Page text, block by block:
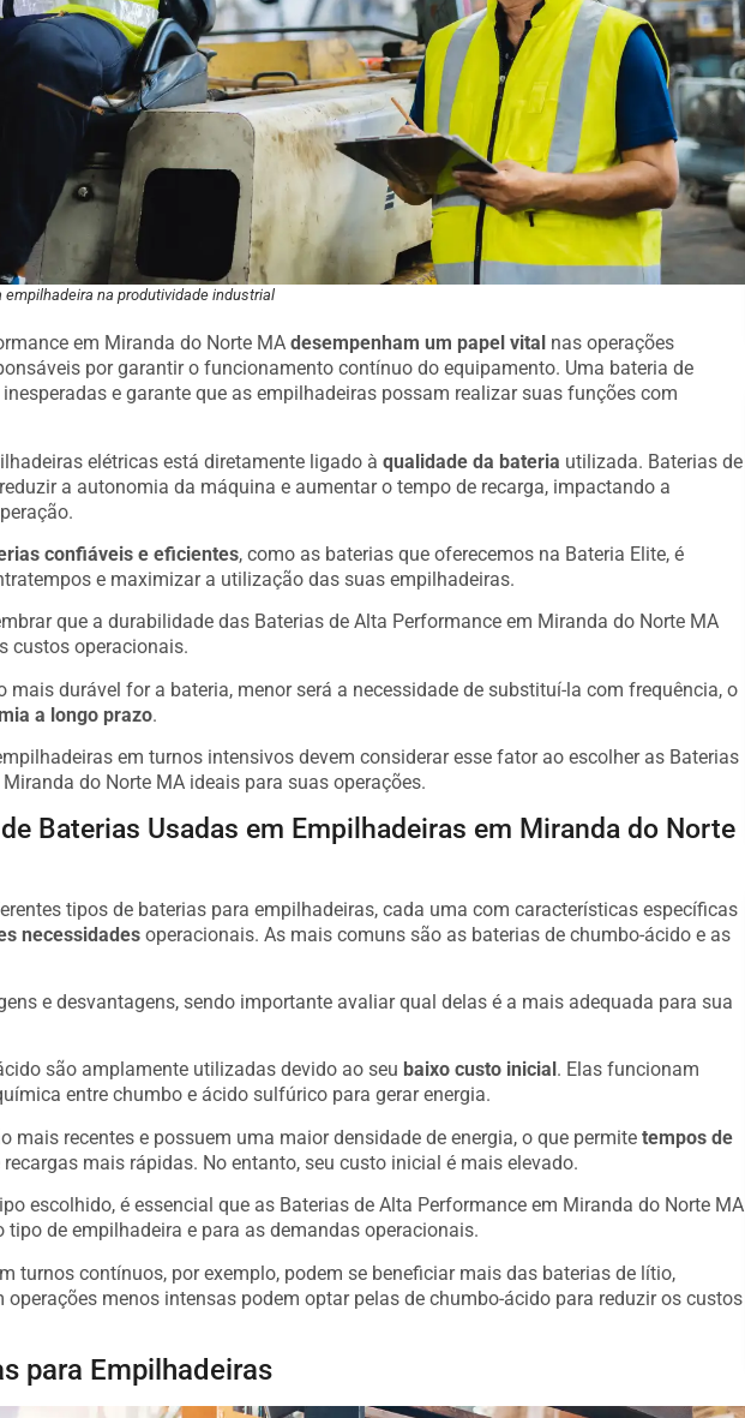
empilhadeira na produtividade industrial
em Miranda do Norte MA desempenham um papel vital nas operações
por garantir o funcionamento contínuo do equipamento. Uma bateria de
e garante que as empilhadeiras possam realizar suas funções com
elétricas está diretamente ligado à qualidade da bateria utilizada. Baterias de
a autonomia da máquina e aumentar o tempo de recarga, impactando a
confiáveis e eficientes, como as baterias que oferecemos na Bateria Elite, é
e maximizar a utilização das suas empilhadeiras.
que a durabilidade das Baterias de Alta Performance em Miranda do Norte MA
custos operacionais.
mais durável for a bateria, menor será a necessidade de substituí-la com frequência, o
a longo prazo.
em turnos intensivos devem considerar esse fator ao escolher as Baterias
do Norte MA ideais para suas operações.
Baterias Usadas em Empilhadeiras em Miranda do Norte
tipos de baterias para empilhadeiras, cada uma com características específicas
necessidades operacionais. As mais comuns são as baterias de chumbo-ácido e as
e desvantagens, sendo importante avaliar qual delas é a mais adequada para sua
são amplamente utilizadas devido ao seu baixo custo inicial . Elas funcionam
entre chumbo e ácido sulfúrico para gerar energia.
mais recentes e possuem uma maior densidade de energia, o que permite tempos de
recargas mais rápidas. No entanto, seu custo inicial é mais elevado.
escolhido, é essencial que as Baterias de Alta Performance em Miranda do Norte MA
tipo de empilhadeira e para as demandas operacionais.
turnos contínuos, por exemplo, podem se beneficiar mais das baterias de lítio,
operações menos intensas podem optar pelas de chumbo-ácido para reduzir os custos
para Empilhadeiras